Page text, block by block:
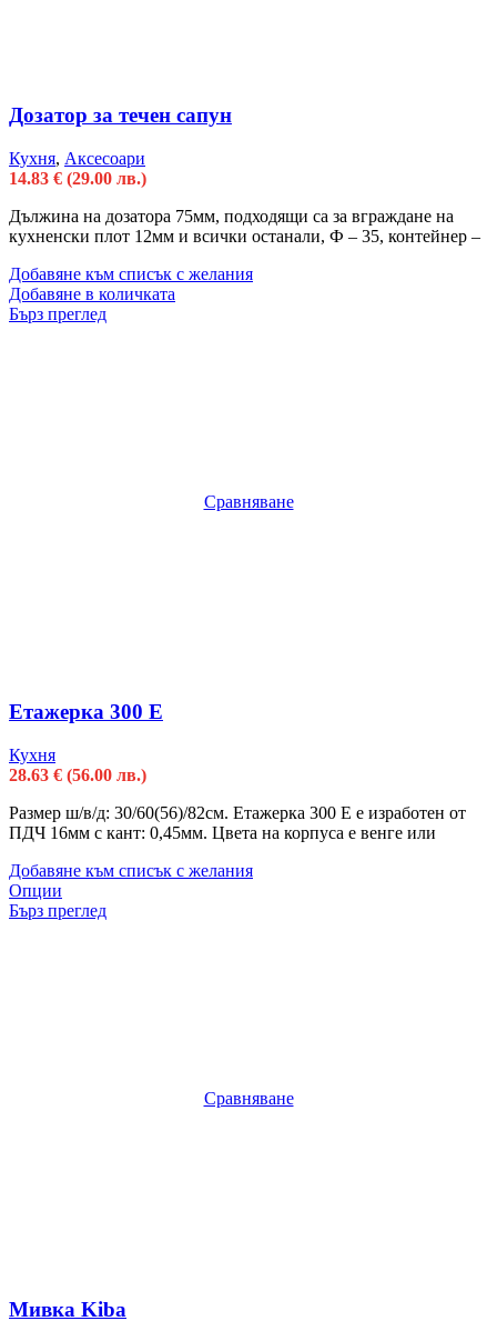
Дозатор за течен сапун
Кухня, Аксесоари
14.83 € (29.00 лв.)
Дължина на дозатора 75мм, подходящи са за вграждане на
кухненски плот 12мм и всички останали, Ф – 35, контейнер –
Добавяне към списък с желания
Добавяне в количката
Бърз преглед
Сравняване
Етажерка 300 Е
Кухня
28.63 € (56.00 лв.)
Размер ш/в/д: 30/60(56)/82см. Етажерка 300 Е е изработен от
ПДЧ 16мм с кант: 0,45мм. Цвета на корпуса е венге или
Добавяне към списък с желания
Опции
Бърз преглед
Сравняване
Мивка Kiba